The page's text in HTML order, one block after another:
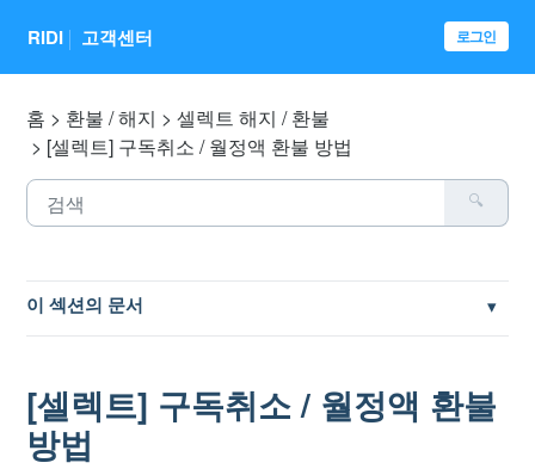
RIDI 고객센터 로그인
홈 환불 / 해지
셀렉트 해지 / 환불
[셀렉트] 구독취소 / 월정액 환불 방법
이 섹션의 문서
[셀렉트] 이용권 등록 취소 및 일시 중지
[셀렉트] 구독취소 / 월정액 환불
방법